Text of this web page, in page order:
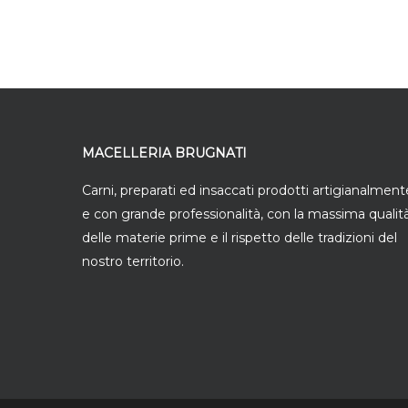
MACELLERIA BRUGNATI
Carni, preparati ed insaccati prodotti
e con grande professionalità, con la massima
delle materie prime e il rispetto delle tradizioni del
nostro territorio.